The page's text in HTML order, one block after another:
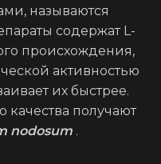
называются
содержат L-
происхождения,
активностью
их быстрее.
получают
nodosum .